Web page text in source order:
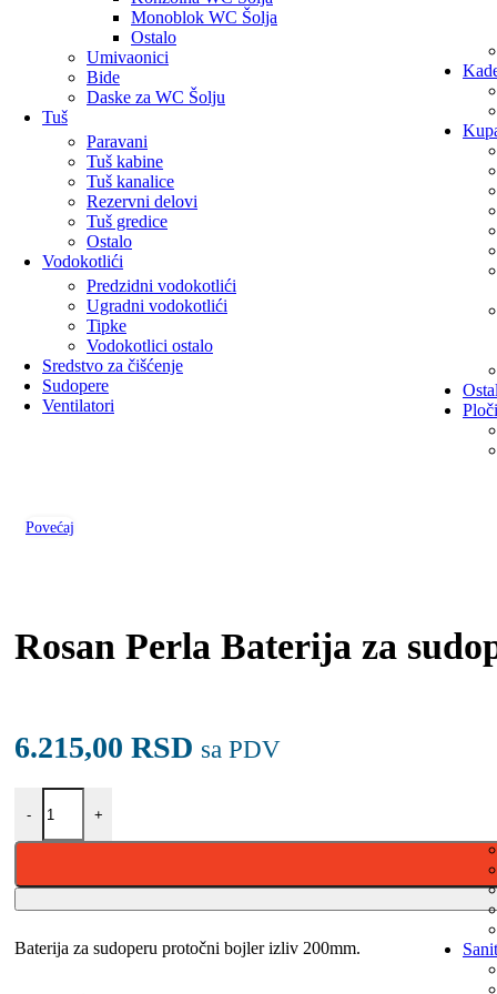
Monoblok WC Šolja
Ostalo
Umivaonici
Bide
Daske za WC Šolju
Tuš
Paravani
Tuš kabine
Tuš kanalice
Rezervni delovi
Tuš gredice
Ostalo
Vodokotlići
Predzidni vodokotlići
Ugradni vodokotlići
Tipke
Vodokotlici ostalo
Sredstvo za čišćenje
Sudopere
Ventilatori
Povećaj
Rosan Perla Baterija za
6.215,00 RSD sa PDV
-
Rosan Perla Baterija za sudoperu Jp382003 količina
+
Baterija za sudoperu protočni bojler izliv 200mm.